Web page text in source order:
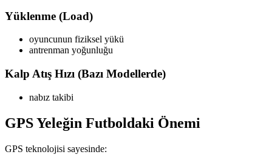
Yüklenme (Load)
oyuncunun fiziksel yükü
antrenman yoğunluğu
Kalp Atış Hızı (Bazı Modellerde)
nabız takibi
GPS Yeleğin Futboldaki Önemi
GPS teknolojisi sayesinde: